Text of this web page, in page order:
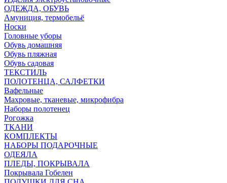
ОДЕЖДА, ОБУВЬ
Амуниция, термобельё
Носки
Головные уборы
Обувь домашняя
Обувь пляжная
Обувь садовая
ТЕКСТИЛЬ
ПОЛОТЕНЦА, САЛФЕТКИ
Вафельные
Махровые, тканевые, микрофибра
Наборы полотенец
Рогожка
ТКАНИ
КОМПЛЕКТЫ
НАБОРЫ ПОДАРОЧНЫЕ
ОДЕЯЛА
ПЛЕДЫ, ПОКРЫВАЛА
Покрывала Гобелен